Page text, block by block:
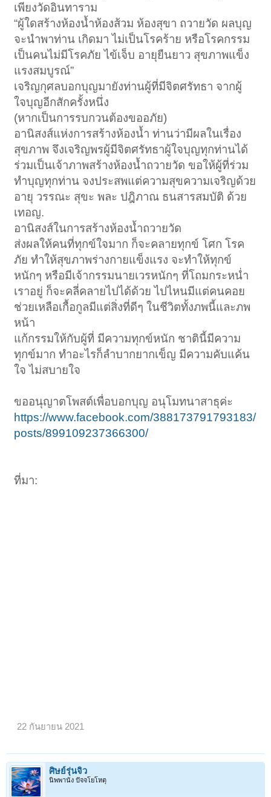
เพียงวัดอินทาราม
“ผู้ใดสร้างห้องน้ำห้องส้วม ห้องสุขา ถวายวัด ผลบุญ
จะนำพาท่าน เกิดมา ไม่เป็นโรคร้าย หรือโรคกรรม
เป็นคนไม่มีโรคภัย ไข้เจ็บ อายุยืนยาว สุขภาพแข็ง
แรงสมบูรณ์”‍
เจริญกุศลบอกบุญมายังท่านผู้ที่มีจิตศรัทธา จากผู้
ใจบุญอีกสักครั้งหนึ่ง
(หากเป็นการรบกวนต้องขออภัย)
อานิสงส์แห่งการสร้างห้องน้ำ ท่านว่ามีผลในเรื่อง
สุขภาพ จึงเจริญพรผู้มีจิตศรัทธาผู้ใจบุญทุกท่านได้
ร่วมเป็นเจ้าภาพสร้างห้องน้ำถวายวัด ขอให้ผู้ที่ร่วม
ทำบุญทุกท่าน จงประสพแต่ความสุขความเจริญด้วย
อายุ วรรณะ สุขะ พละ ปฎิภาณ ธนสารสมบัติ ด้วย
เทอญ.
อานิสงส์ในการสร้างห้องน้ำถวายวัด
ส่งผลให้คนที่ทุกข์ใจมาก ก็จะคลายทุกข์ โศก โรค
ภัย ทำให้สุขภาพร่างกายแข็งแรง จะทำให้ทุกข์
หนักๆ หรือมีเจ้ากรรมนายเวรหนักๆ ที่โถมกระหน่ำ
เราอยู่ ก็จะคลี่คลายไปได้ด้วย ไปไหนมีแต่คนคอย
ช่วยเหลือเกื้อกูลมีแต่สิ่งที่ดีๆ ในชีวิตทั้งภพนี้และภพ
หน้า
แก้กรรมให้กับผู้ที่ มีความทุกข์หนัก ชาตินี้มีความ
ทุกข์มาก ทำอะไรก็ลำบากยากเข็ญ มีความคับแค้น
ใจ ไม่สบายใจ
ขออนุญาตโพสต์เพื่อบอกบุญ อนุโมทนาสาธุค่ะ
https://www.facebook.com/388173791793183/
posts/899109237366300/
ที่มา:
22 กันยายน 2021
ศิษย์รุ่นจิ๋ว
นิพพานัง ปัจจโยโหตุ